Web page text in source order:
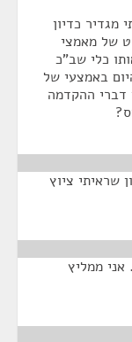
מגדיר כדיון
של מאמצי
כלי שב"כ
באמצעי של
דברי ההקדמה
שראיתי ציוץ
ממליץ